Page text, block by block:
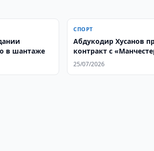
в шантаже
СПОРТ
Абдукодир Хусанов
контракт с
25/07/2026